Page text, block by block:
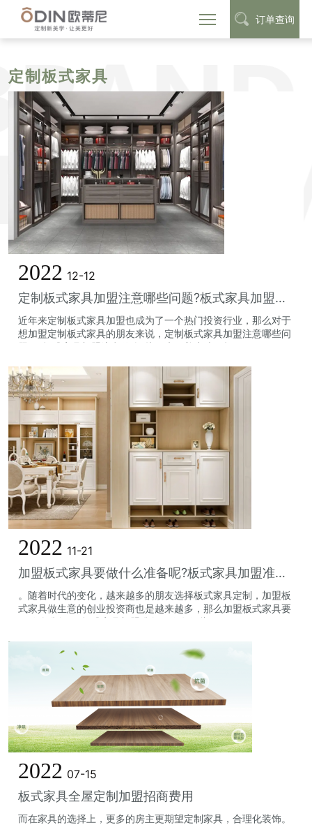
订单查询
首页>定制家具加盟
定制板式家具
2022 12-12
定制板式家具加盟注意哪些问题?板式家具加盟注意什么
近年来定制板式家具加盟也成为了一个热门投资行业，那么对于
想加盟定制板式家具的朋友来说，定制板式家具加盟注意哪些问
题呢?板式家具加盟注意什么?接下来跟着小编一起了解一下...
2022 11-21
加盟板式家具要做什么准备呢?板式家具加盟准备工作有哪些?
。随着时代的变化，越来越多的朋友选择板式家具定制，加盟板
式家具做生意的创业投资商也是越来越多，那么加盟板式家具要
做什么准备呢?板式家具加盟准备工作有哪些?...
2022 07-15
板式家具全屋定制加盟招商费用
而在家具的选择上，更多的房主更期望定制家具，合理化装饰。